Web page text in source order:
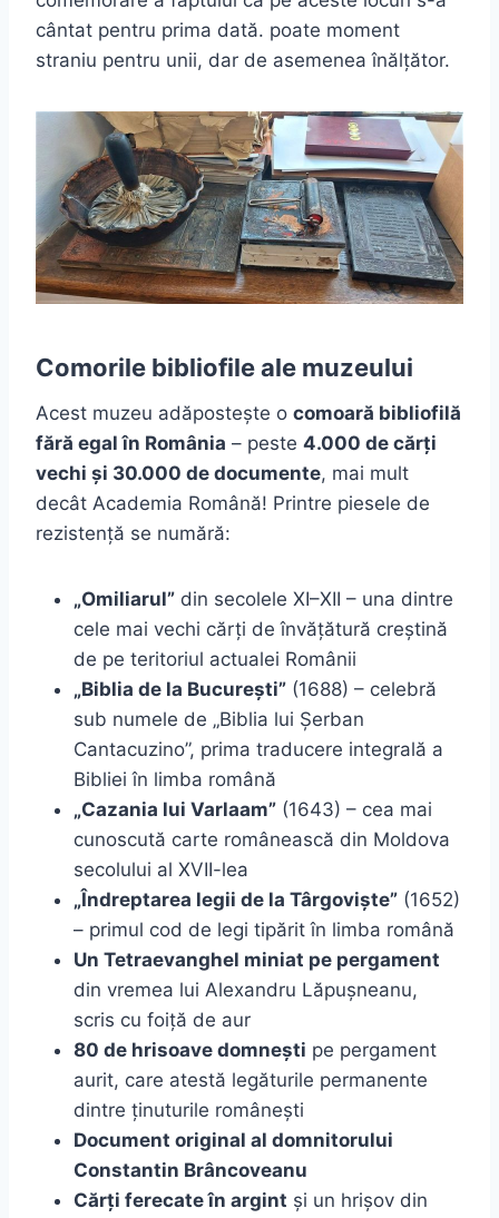
cântat pentru prima dată. poate moment
straniu pentru unii, dar de asemenea înălțător.
Comorile bibliofile ale muzeului
Acest muzeu adăpostește o comoară bibliofilă
fără egal în România – peste 4.000 de cărți
vechi și 30.000 de documente, mai mult
decât Academia Română! Printre piesele de
rezistență se numără:
„Omiliarul” din secolele XI–XII – una dintre
cele mai vechi cărți de învățătură creștină
de pe teritoriul actualei Românii
„Biblia de la București” (1688) – celebră
sub numele de „Biblia lui Șerban
Cantacuzino”, prima traducere integrală a
Bibliei în limba română
„Cazania lui Varlaam” (1643) – cea mai
cunoscută carte românească din Moldova
secolului al XVII-lea
„Îndreptarea legii de la Târgoviște” (1652)
– primul cod de legi tipărit în limba română
Un Tetraevanghel miniat pe pergament
din vremea lui Alexandru Lăpușneanu,
scris cu foiță de aur
80 de hrisoave domnești pe pergament
aurit, care atestă legăturile permanente
dintre ținuturile românești
Document original al domnitorului
Constantin Brâncoveanu
Cărți ferecate în argint și un hrișov din